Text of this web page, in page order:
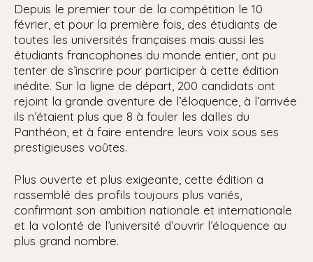
Depuis le premier tour de la compétition le 10
février, et pour la première fois, des étudiants de
toutes les universités françaises mais aussi les
étudiants francophones du monde entier, ont pu
tenter de s’inscrire pour participer à cette édition
inédite. Sur la ligne de départ, 200 candidats ont
rejoint la grande aventure de l’éloquence, à l’arrivée
ils n’étaient plus que 8 à fouler les dalles du
Panthéon, et à faire entendre leurs voix sous ses
prestigieuses voûtes.
Plus ouverte et plus exigeante, cette édition a
rassemblé des profils toujours plus variés,
confirmant son ambition nationale et internationale
et la volonté de l’université d’ouvrir l’éloquence au
plus grand nombre.